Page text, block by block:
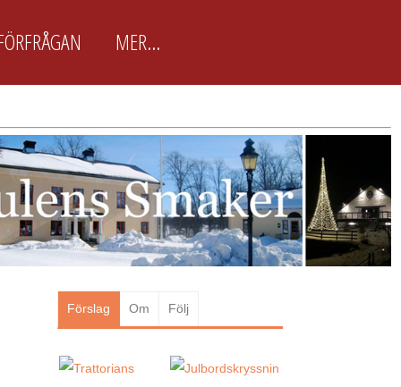
MER...
Förslag Om Följ
lättanvänd JulbordsGuide för
arbetsplatser & företag som snabbt
vill boka Julbordet som passar just
dem. Här finns ca 100 utvalda
Julbordsarrangörer...